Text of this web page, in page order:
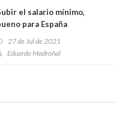
el salario mínimo,
para España
27 de Jul de 2021
Eduardo Madroñal